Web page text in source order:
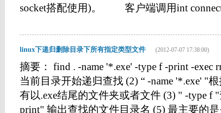
socket搭配使用)。 客户端调用int
linux下递归删除目录下所有指定类型文件 (2012-07-07 17:38:00)
摘要： find . -name '*.exe' -type f -print -
当前目录开始递归查找 (2) “ -name '*.exe' "
有以.exe结尾的文件夹或者文件 (3) " -type f
print" 输出查找的文件目录名 (5) 最主要的是